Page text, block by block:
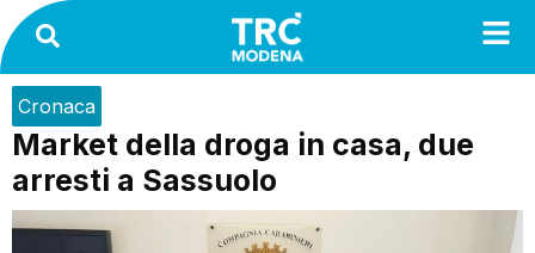
Cronaca
Market della droga in casa, due
arresti a Sassuolo